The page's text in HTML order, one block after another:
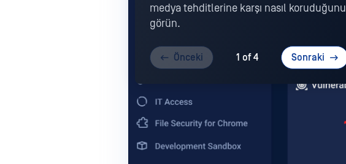
medya tehditlerine karşı nasıl koruduğunu
görün.
Önceki 1 of 4 Sonraki